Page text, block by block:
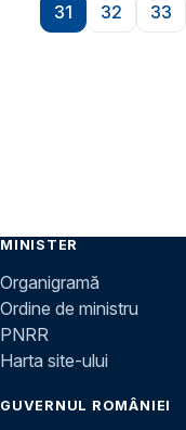
Pagina
31
Pagina
32 33
MINISTER
Organigramă
Ordine de ministru
PNRR
Harta site-ului
GUVERNUL ROMÂNIEI